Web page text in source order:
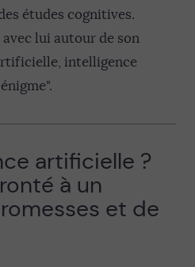
études cognitives.
lui autour de son
intelligence
artificielle ?
à un
et de